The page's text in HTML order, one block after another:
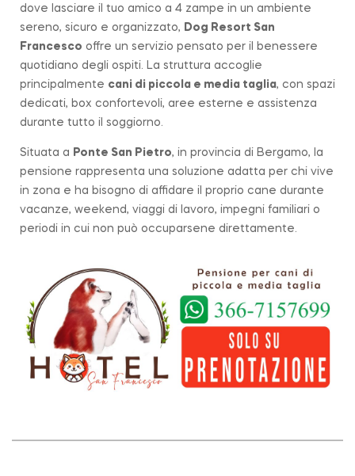
dove lasciare il tuo amico a 4 zampe in un ambiente
sereno, sicuro e organizzato, Dog Resort San
Francesco offre un servizio pensato per il benessere
quotidiano degli ospiti. La struttura accoglie
principalmente cani di piccola e media taglia, con spazi
dedicati, box confortevoli, aree esterne e assistenza
durante tutto il soggiorno.
Situata a Ponte San Pietro, in provincia di Bergamo, la
pensione rappresenta una soluzione adatta per chi vive
in zona e ha bisogno di affidare il proprio cane durante
vacanze, weekend, viaggi di lavoro, impegni familiari o
periodi in cui non può occuparsene direttamente.